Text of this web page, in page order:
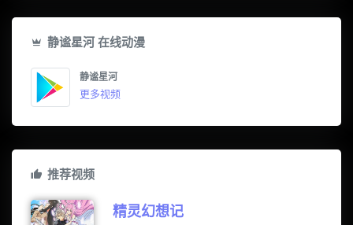
静谧星河 在线动漫
静谧星河
更多视频
推荐视频
精灵幻想记